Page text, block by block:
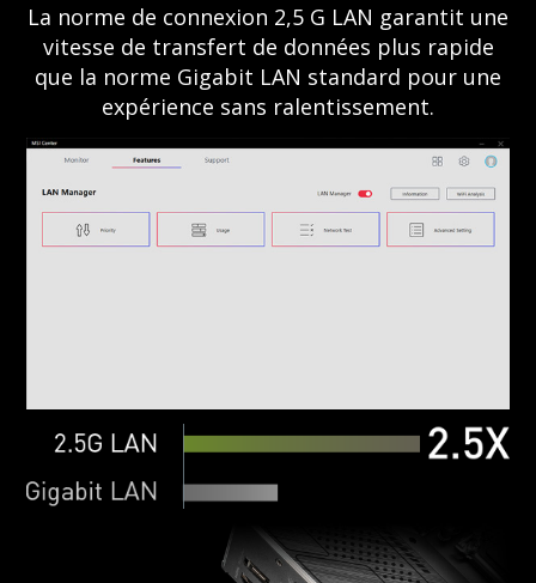
La norme de connexion 2,5 G LAN garantit une
vitesse de transfert de données plus rapide
que la norme Gigabit LAN standard pour une
expérience sans ralentissement.